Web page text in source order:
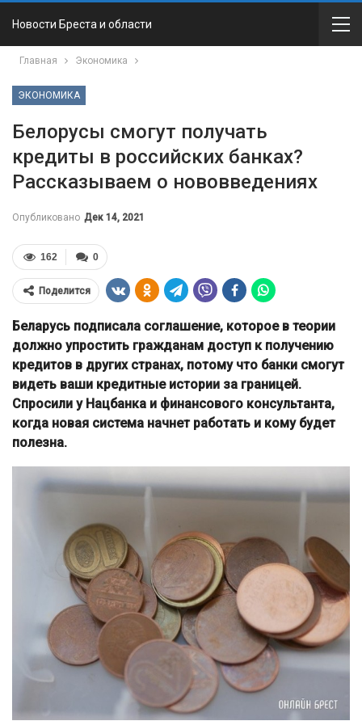
Новости Бреста и области
Главная Экономика
ЭКОНОМИКА
Белорусы смогут получать
кредиты в российских банках?
Рассказываем о нововведениях
Опубликовано Дек 14, 2021
0
162
Поделится
Беларусь подписала соглашение, которое в теории
должно упростить гражданам доступ к получению
кредитов в других странах, потому что банки смогут
видеть ваши кредитные истории за границей.
Спросили у Нацбанка и финансового консультанта,
когда новая система начнет работать и кому будет
полезна.